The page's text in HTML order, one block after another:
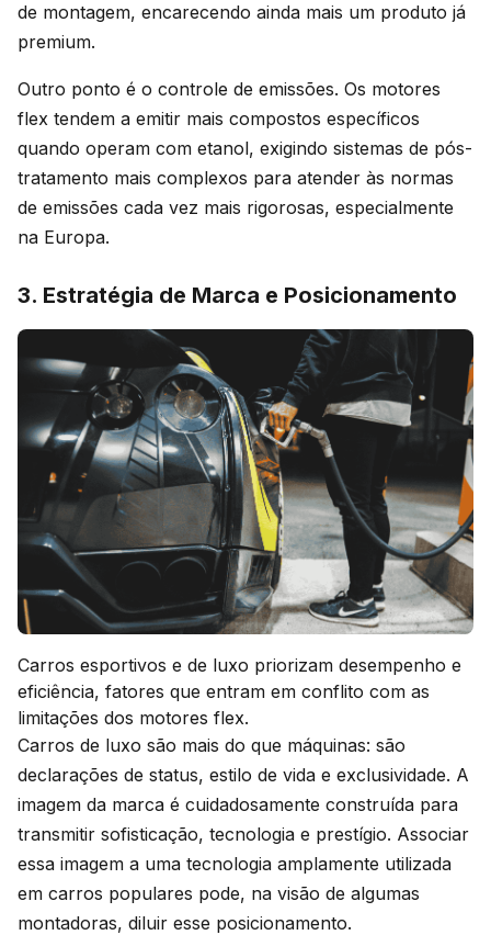
de montagem, encarecendo ainda mais um produto já
premium.
Outro ponto é o controle de emissões. Os motores
flex tendem a emitir mais compostos específicos
quando operam com etanol, exigindo sistemas de pós-
tratamento mais complexos para atender às normas
de emissões cada vez mais rigorosas, especialmente
na Europa.
3. Estratégia de Marca e Posicionamento
Carros esportivos e de luxo priorizam desempenho e
eficiência, fatores que entram em conflito com as
limitações dos motores flex.
Carros de luxo são mais do que máquinas: são
declarações de status, estilo de vida e exclusividade. A
imagem da marca é cuidadosamente construída para
transmitir sofisticação, tecnologia e prestígio. Associar
essa imagem a uma tecnologia amplamente utilizada
em carros populares pode, na visão de algumas
montadoras, diluir esse posicionamento.